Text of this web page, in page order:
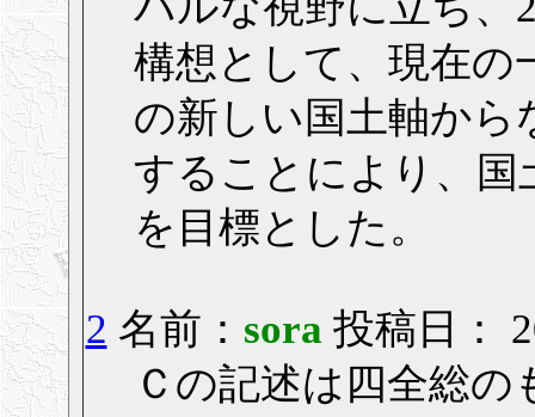
構想として、現在の
の新しい国土軸から
することにより、国
を目標とした。
2 名前： sora 投稿日：
Ｃの記述は四全総